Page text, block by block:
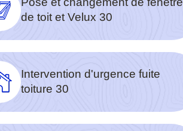
de toit et Velux 30
Intervention d'urgence fuite
toiture 30